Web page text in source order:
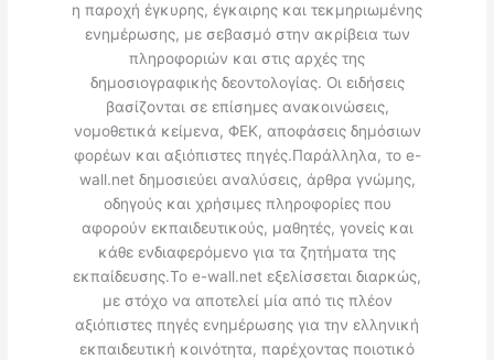
η παροχή έγκυρης, έγκαιρης και τεκμηριωμένης
ενημέρωσης, με σεβασμό στην ακρίβεια των
πληροφοριών και στις αρχές της
δημοσιογραφικής δεοντολογίας. Οι ειδήσεις
βασίζονται σε επίσημες ανακοινώσεις,
νομοθετικά κείμενα, ΦΕΚ, αποφάσεις δημόσιων
φορέων και αξιόπιστες πηγές.Παράλληλα, το e-
wall.net δημοσιεύει αναλύσεις, άρθρα γνώμης,
οδηγούς και χρήσιμες πληροφορίες που
αφορούν εκπαιδευτικούς, μαθητές, γονείς και
κάθε ενδιαφερόμενο για τα ζητήματα της
εκπαίδευσης.Το e-wall.net εξελίσσεται διαρκώς,
με στόχο να αποτελεί μία από τις πλέον
αξιόπιστες πηγές ενημέρωσης για την ελληνική
εκπαιδευτική κοινότητα, παρέχοντας ποιοτικό